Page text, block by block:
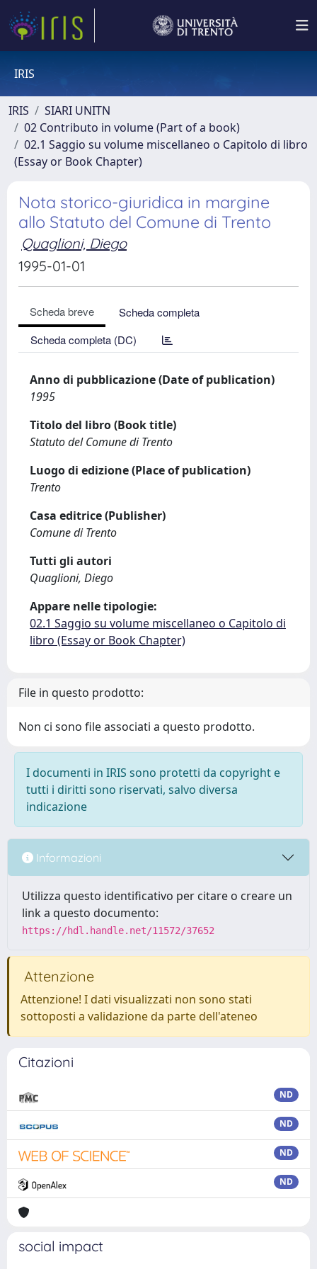
IRIS
IRIS
SIARI UNITN
02 Contributo in volume (Part of a book)
02.1 Saggio su volume miscellaneo o Capitolo di libro
(Essay or Book Chapter)
Nota storico-giuridica in margine
allo Statuto del Comune di Trento
Quaglioni, Diego
1995-01-01
Scheda breve
Scheda completa
Scheda completa (DC)
Anno di pubblicazione (Date of publication)
1995
Titolo del libro (Book title)
Statuto del Comune di Trento
Luogo di edizione (Place of publication)
Trento
Casa editrice (Publisher)
Comune di Trento
Tutti gli autori
Quaglioni, Diego
Appare nelle tipologie:
02.1 Saggio su volume miscellaneo o Capitolo di
libro (Essay or Book Chapter)
File in questo prodotto:
Non ci sono file associati a questo prodotto.
I documenti in IRIS sono protetti da copyright e
tutti i diritti sono riservati, salvo diversa
indicazione
Informazioni
Utilizza questo identificativo per citare o creare un
link a questo documento:
https://hdl.handle.net/11572/37652
Attenzione
Attenzione! I dati visualizzati non sono stati
sottoposti a validazione da parte dell'ateneo
Citazioni
ND
ND
ND
ND
social impact